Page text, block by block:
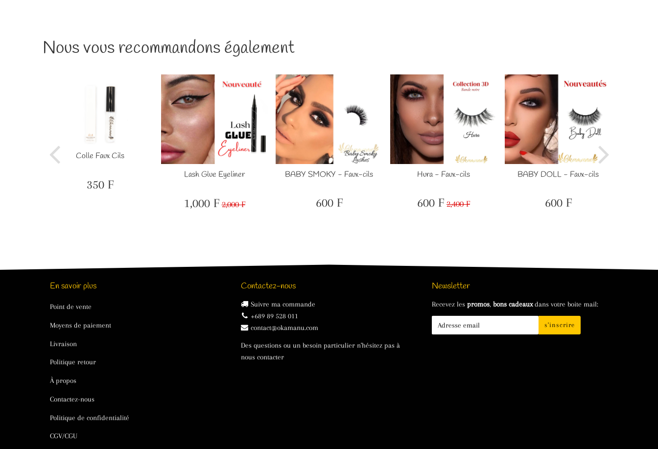
Nous vous recommandons également
Colle Faux Cils
Prix
350 F
Lash Glue Eyeliner
Prix
1,000 F 1,000
Prix
2,000 F2,000
BABY SMOKY - Faux-cils
Prix
600 F
Hura - Faux-cils
Prix
600 F 600
Prix
2,400 F
BABY DOLL - Faux-cils
Prix
600 F
En savoir plus
Point de vente
Moyens de paiement
Livraison
Politique retour
À propos
Contactez-nous
Politique de confidentialité
CGV/CGU
Contactez-nous
Suivre ma commande
+689 89 528 011
contact@okamanu.com
Des questions ou un besoin particulier n'hésitez pas à
nous contacter
Newsletter
Recevez les promos, bons cadeauxdans votre boite mail:
mail
s'inscrire